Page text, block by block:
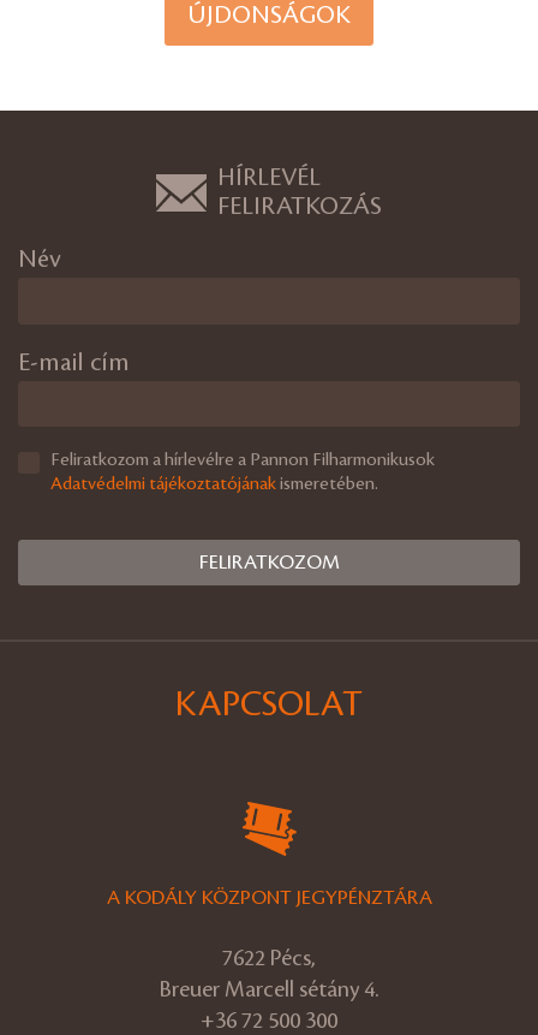
ÚJDONSÁGOK
HÍRLEVÉL
FELIRATKOZÁS
Név
E-mail cím
Feliratkozom a hírlevélre a Pannon Filharmonikusok
Adatvédelmi tájékoztatójánakismeretében.
KAPCSOLAT
A KODÁLY KÖZPONT JEGYPÉNZTÁRA
7622 Pécs,
Breuer Marcell sétány 4.
+36 72 500 300